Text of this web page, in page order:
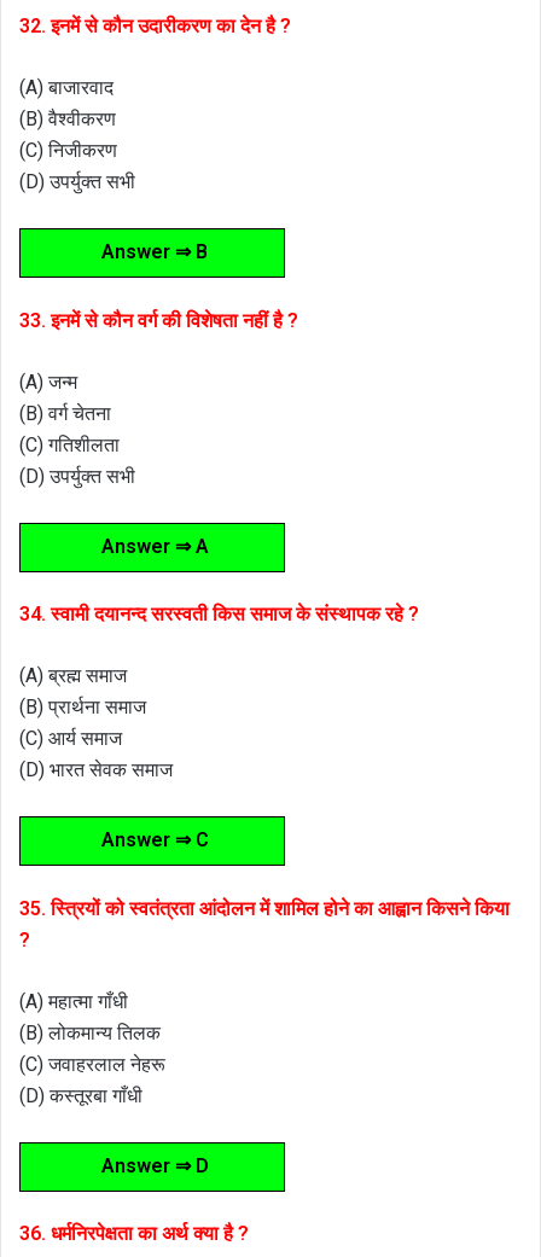
32. इनमें से कौन उदारीकरण का देन है ?
(A) बाजारवाद
(B) वैश्वीकरण
(C) निजीकरण
(D) उपर्युक्त सभी
Answer ⇒ B
33. इनमें से कौन वर्ग की विशेषता नहीं है ?
(A) जन्म
(B) वर्ग चेतना
(C) गतिशीलता
(D) उपर्युक्त सभी
Answer ⇒ A
34. स्वामी दयानन्द सरस्वती किस समाज के संस्थापक रहे ?
(A) ब्रह्म समाज
(B) प्रार्थना समाज
(C) आर्य समाज
(D) भारत सेवक समाज
Answer ⇒ C
35. स्त्रियों को स्वतंत्रता आंदोलन में शामिल होने का आह्वान किसने किया
?
(A) महात्मा गाँधी
(B) लोकमान्य तिलक
(C) जवाहरलाल नेहरू
(D) कस्तूरबा गाँधी
Answer ⇒ D
36. धर्मनिरपेक्षता का अर्थ क्या है ?